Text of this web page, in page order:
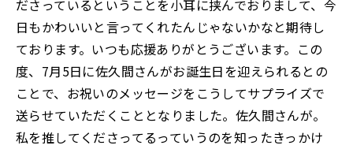
ださっているということを小耳に挟んでおりまして、今
日もかわいいと言ってくれたんじゃないかなと期待し
ております。いつも応援ありがとうございます。この
度、7月5日に佐久間さんがお誕生日を迎えられるとの
ことで、お祝いのメッセージをこうしてサプライズで
送らせていただくこととなりました。佐久間さんが。
私を推してくださってるっていうのを知ったきっかけ